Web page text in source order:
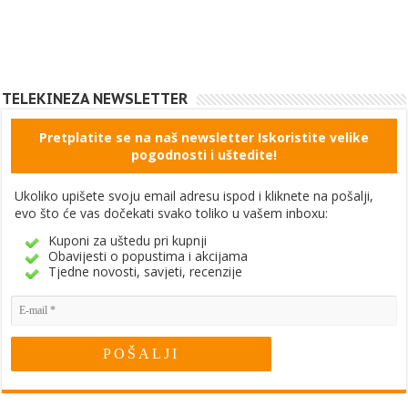
TELEKINEZA NEWSLETTER
Pretplatite se na naš newsletter Iskoristite velike
pogodnosti i uštedite!
Ukoliko upišete svoju email adresu ispod i kliknete na pošalji,
evo što će vas dočekati svako toliko u vašem inboxu:
Kuponi za uštedu pri kupnji
Obavijesti o popustima i akcijama
Tjedne novosti, savjeti, recenzije